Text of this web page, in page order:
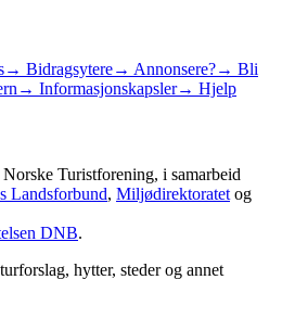
→ Bidragsytere→ Annonsere?→ Bli
→ Informasjonskapsler→ Hjelp
Turistforening, i samarbeid
Landsforbund, Miljødirektoratet og
DNB.
hytter, steder og annet